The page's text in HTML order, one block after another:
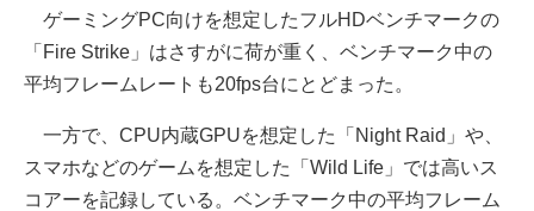
ゲーミングPC向けを想定したフルHDベンチマークの
「Fire Strike」はさすがに荷が重く、ベンチマーク中の
平均フレームレートも20fps台にとどまった。
一方で、CPU内蔵GPUを想定した「Night Raid」や、
スマホなどのゲームを想定した「Wild Life」では高いス
コアーを記録している。ベンチマーク中の平均フレーム